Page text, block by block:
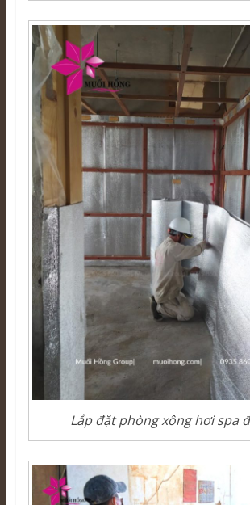
Lắp đặt phòng xông hơi spa